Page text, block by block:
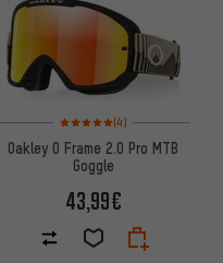
auf 4 BewertungenBewertungen: 5 von 5
(4)
Oakley O Frame 2.0 Pro MTB
Goggle
43,99€